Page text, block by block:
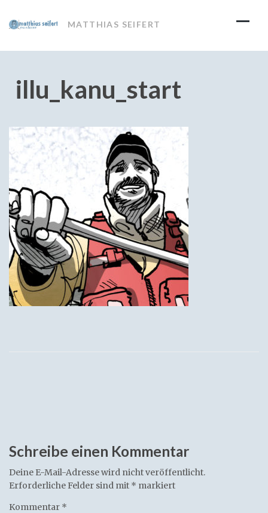
content
MATTHIAS SEIFERT
illu_kanu_start
Schreibe einen Kommentar
Deine E-Mail-Adresse wird nicht veröffentlicht.
Erforderliche Felder sind mit * markiert
Kommentar *